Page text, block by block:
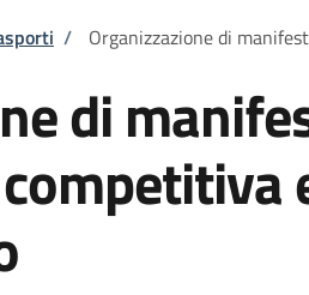
/ Organizzazione di
di